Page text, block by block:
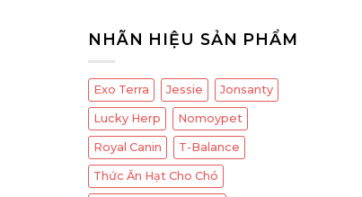
NHÃN HIỆU SẢN PHẨM
Exo Terra Jessie Jonsanty
Lucky Herp Nomoypet
Royal Canin T-Balance
Thức Ăn Hạt Cho Chó